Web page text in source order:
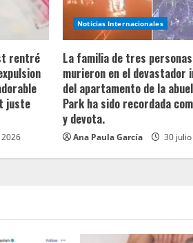
rentré
juste
Noticias Internacionales
La familia de tres
murieron en el devastador
del apartamento de la
Park ha sido recordada
y devota.
Ana Paula García 30